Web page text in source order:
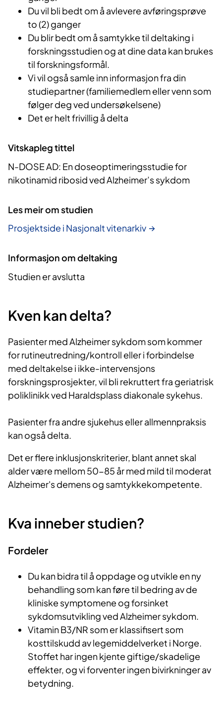
Du vil bli bedt om å avlevere avføringsprøve
to (2) ganger
Du blir bedt om å samtykke til deltaking i
forskningsstudien og at dine data kan brukes
til forskningsformål.
Vi vil også samle inn informasjon fra din
studiepartner (familiemedlem eller venn som
følger deg ved undersøkelsene)
Det er helt frivillig å delta
Vitskapleg tittel
N-DOSE AD: En doseoptimeringsstudie for
nikotinamid ribosid ved Alzheimer’s sykdom
Les meir om studien
Prosjektside i Nasjonalt vitenarkiv
Informasjon om deltaking
Studien er avslutta
Kven kan delta?
Pasienter med Alzheimer sykdom som kommer
for rutineutredning/kontroll eller i forbindelse
med deltakelse i ikke-intervensjons
forskningsprosjekter, vil bli rekruttert fra geriatrisk
poliklinikk ved Haraldsplass diakonale sykehus.
Pasienter fra andre sjukehus eller allmennpraksis
kan også delta.
Det er flere inklusjonskriterier, blant annet skal
alder være mellom 50-85 år med mild til moderat
Alzheimer's demens og samtykkekompetente.
Kva inneber studien?
Fordeler
Du kan bidra til å oppdage og utvikle en ny
behandling som kan føre til bedring av de
kliniske symptomene og forsinket
sykdomsutvikling ved Alzheimer sykdom.
Vitamin B3/NR som er klassifisert som
kosttilskudd av legemiddelverket i Norge.
Stoffet har ingen kjente giftige/skadelige
effekter, og vi forventer ingen bivirkninger av
betydning.